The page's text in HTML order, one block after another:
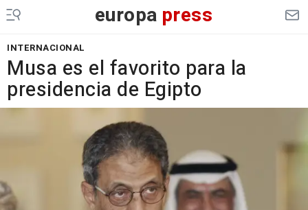
europa press
INTERNACIONAL
Musa es el favorito para la
presidencia de Egipto